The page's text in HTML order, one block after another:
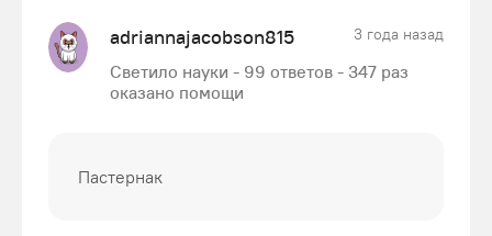
adriannajacobson815 3 года назад
Светило науки - 99 ответов - 347 раз
оказано помощи
Пастернак